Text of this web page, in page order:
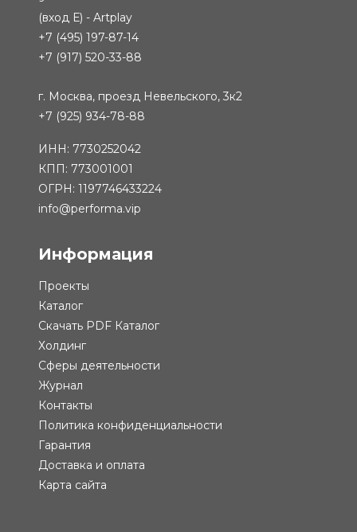
(вход Е) - Artplay
+7 (495) 197-87-14
+7 (917) 520-33-88
г. Москва, проезд Невельского, 3к2
+7 (925) 934-78-88
ИНН: 7730252042
КПП: 773001001
ОГРН: 1197746433224
info@performa.vip
Информация
Проекты
Каталог
Скачать PDF Каталог
Холдинг
Сферы деятельности
Журнал
Контакты
Политика конфиденциальности
Гарантия
Доставка и оплата
Карта сайта